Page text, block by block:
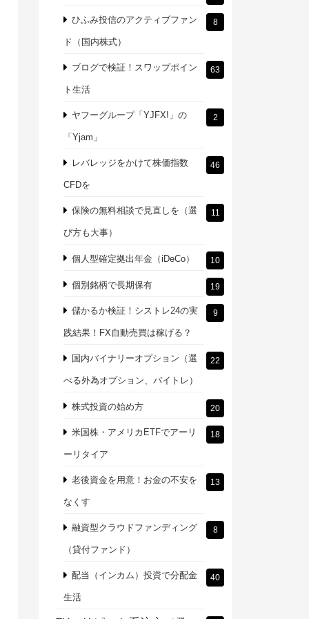
ひふみ投信のアクティブファン
ド（国内株式）
8
ブログで検証！スワップポイン
ト生活
63
ヤフーグループ「YJFX!」の
「Yjam」
2
レバレッジをかけて株価指数
CFDを
46
保険の無料相談で見直しを（選
び方も大事）
11
個人型確定拠出年金（iDeCo） 10
個別銘柄で長期保有 19
儲かるか検証！シストレ24の実
践結果！FX自動売買は稼げる？
9
国内バイナリーオプション（選
べる外為オプション、バイトレ）
22
株式投資の始め方 20
米国株・アメリカETFでアーリ
ーリタイア
18
老後資金を用意！お金の不安を
なくす
13
融資型クラウドファンディング
（貸付ファンド）
8
配当（インカム）投資で分配金
生活
40